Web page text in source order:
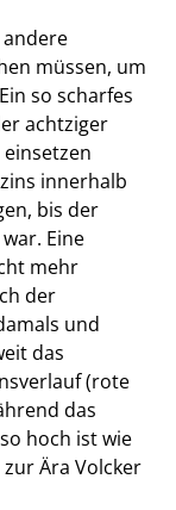
andere
müssen, um
so scharfes
achtziger
innerhalb
bis der
Eine
mehr
der
und
das
(rote
das
hoch ist wie
Ära Volcker